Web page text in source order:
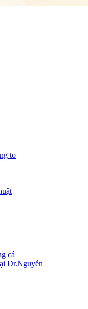
to
cá
Dr.Nguyễn